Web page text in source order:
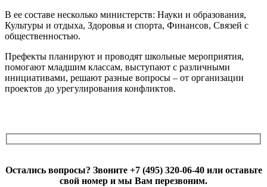
В ее составе несколько министерств: Науки и образования,
Культуры и отдыха, Здоровья и спорта, Финансов, Связей с
общественностью.
Префекты планируют и проводят школьные мероприятия,
помогают младшим классам, выступают с различными
инициативами, решают разные вопросы – от организации
проектов до урегулирования конфликтов.
Остались вопросы? Звоните +7 (495) 320-06-40 или оставьте
свой номер и мы Вам перезвоним.